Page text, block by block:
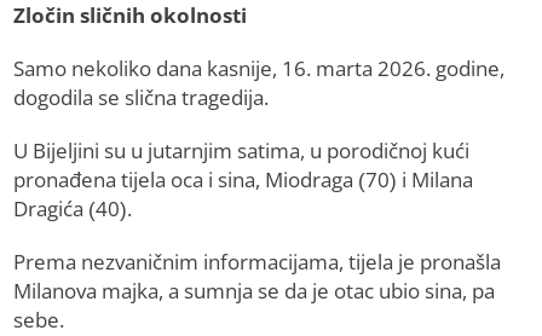
Zločin sličnih okolnosti
Samo nekoliko dana kasnije, 16. marta 2026. godine,
dogodila se slična tragedija.
U Bijeljini su u jutarnjim satima, u porodičnoj kući
pronađena tijela oca i sina, Miodraga (70) i Milana
Dragića (40).
Prema nezvaničnim informacijama, tijela je pronašla
Milanova majka, a sumnja se da je otac ubio sina, pa
sebe.